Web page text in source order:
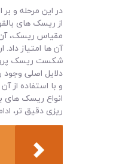
در این مرحله و
از ریسک های
مقیاس ریسک، آن
آن ها امتیاز داد.
شکست ریسک
دلایل اصلی
و با استفاده از
انواع ریسک های
ریزی دقیق تر،